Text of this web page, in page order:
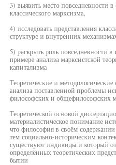
3) выявить место повседневности
классического марксизма,
4) исследовать представления
структуре и внутренних
5) раскрыть роль повседневности в
примере анализа марксистской
капитализма
Теоретические и
анализа поставленной проблемы
философских и общефилософских
Теоретической основой
материалистическое понимание
что философия в своём содержании
тем социально-историческим
существуют индивиды и который
определённых теоретических
бытии